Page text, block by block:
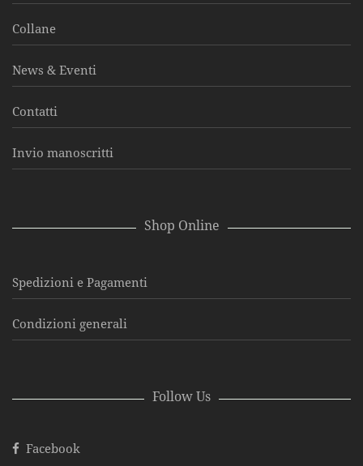
Collane
News & Eventi
Contatti
Invio manoscritti
Shop Online
Spedizioni e Pagamenti
Condizioni generali
Follow Us
Facebook